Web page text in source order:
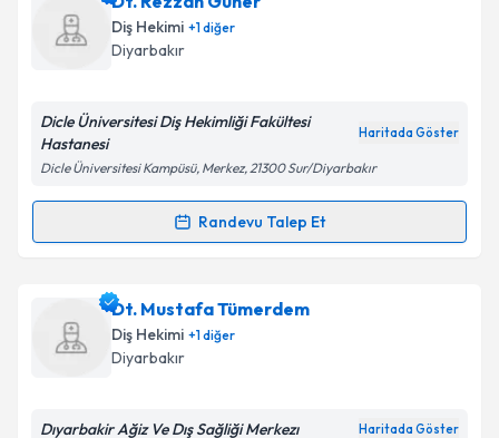
oluşturun. Size bu uzmandan randevu almanız için bir
takvim hazırlandığında e-posta ile bilgilendireceğiz.
Kişisel verilerimin işlenmesine ilişkinAydınlatma
'ni okudum ve kişisel verilerimin belirtilen
kapsamda işlenmesini kabul ediyorum.
Takvim Talebini Gönder
Diş Hekimi +1diğer
Diyarbakır
Dicle Üniversitesi Diş Hekimliği Fakültesi
Hastanesi
Haritada Göster
Dicle Üniversitesi Kampüsü, Merkez, 21300 Sur/Diyarbakır
Randevu Talep Et
Randevu Takvimi Talebi
Dt. Rezzan Güneriçin randevu takvimi talebi
oluşturun. Size bu uzmandan randevu almanız için bir
takvim hazırlandığında e-posta ile bilgilendireceğiz.
Dt. Mustafa Tümerdem
Diş Hekimi +1diğer
Diyarbakır
Dıyarbakir Ağiz Ve Dış Sağliği Merkezı Haritada Göster